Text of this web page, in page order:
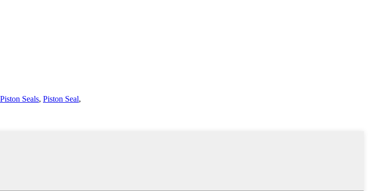
Seals, Piston Seal,